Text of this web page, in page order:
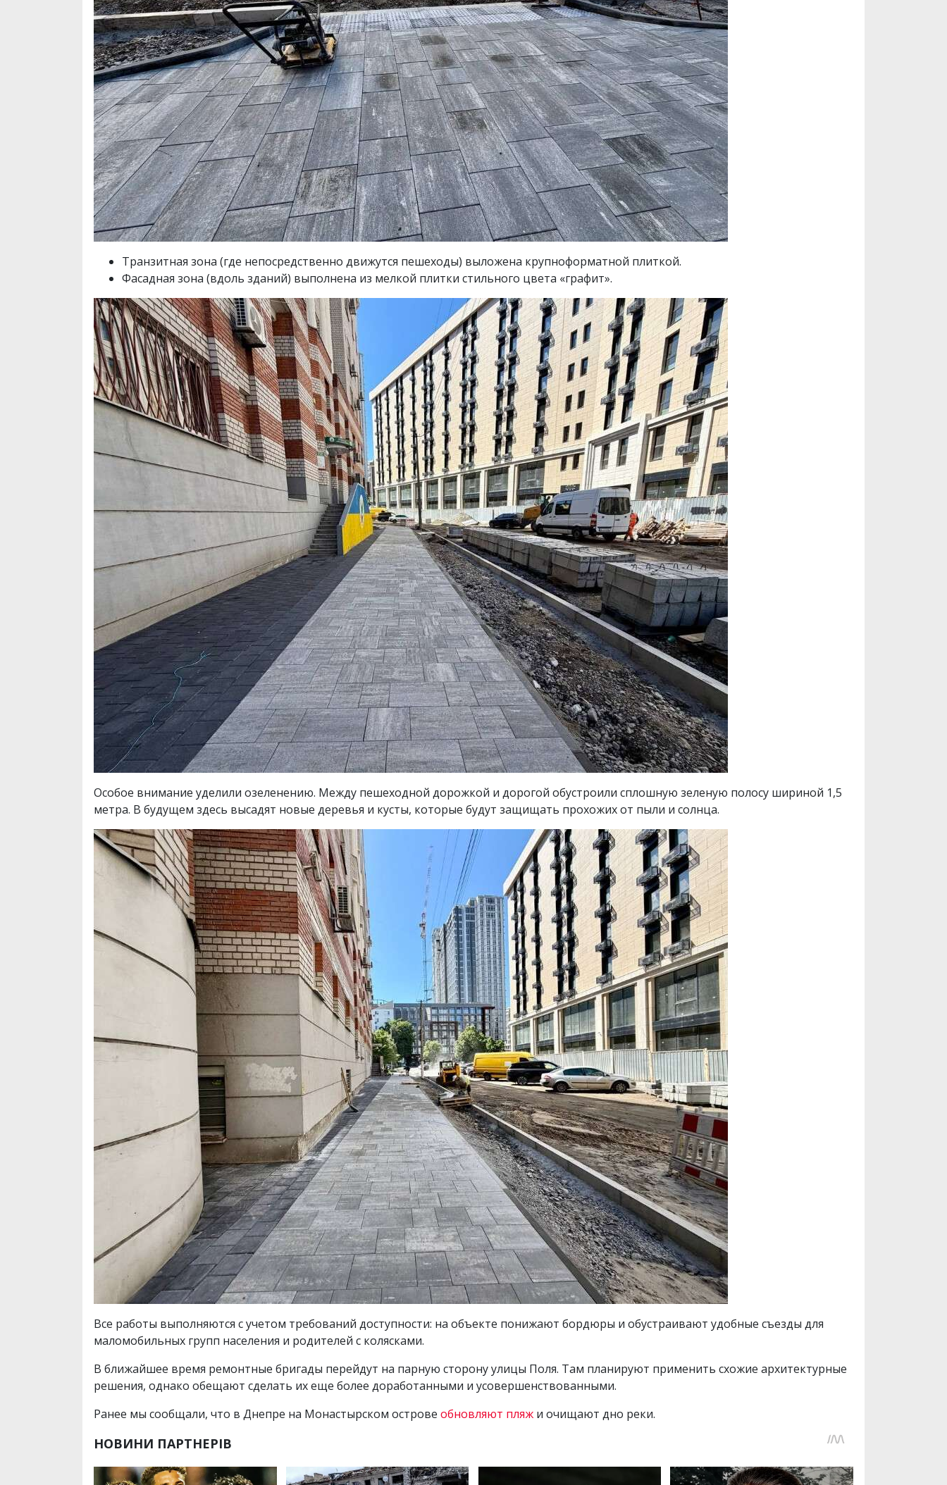
Транзитная зона (где непосредственно движутся пешеходы) выложена крупноформатной плиткой.
Фасадная зона (вдоль зданий) выполнена из мелкой плитки стильного цвета «графит».
Особое внимание уделили озеленению. Между пешеходной дорожкой и дорогой обустроили сплошную зеленую полосу шириной 1,5
метра. В будущем здесь высадят новые деревья и кусты, которые будут защищать прохожих от пыли и солнца.
Все работы выполняются с учетом требований доступности: на объекте понижают бордюры и обустраивают удобные съезды для
маломобильных групп населения и родителей с колясками.
В ближайшее время ремонтные бригады перейдут на парную сторону улицы Поля. Там планируют применить схожие архитектурные
решения, однако обещают сделать их еще более доработанными и усовершенствованными.
Ранее мы сообщали, что в Днепре на Монастырском острове обновляют пляж и очищают дно реки.